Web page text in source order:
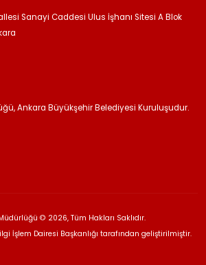
Sanayi Caddesi Ulus İşhanı Sitesi A Blok
Ankara Büyükşehir Belediyesi Kuruluşudur.
© 2026, Tüm Hakları Saklıdır.
İşlem Dairesi Başkanlığı tarafından geliştirilmiştir.